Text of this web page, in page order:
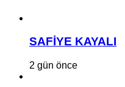
SAFİYE KAYALI
2 gün önce